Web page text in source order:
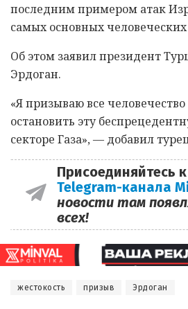
последним примером атак
самых основных
Об этом заявил президент
Эрдоган.
«Я призываю все
остановить эту
секторе Газа», — добавил
Присоединяйтесь
Telegram-канала
новости там
всех!
жестокость призыв Эрдоган